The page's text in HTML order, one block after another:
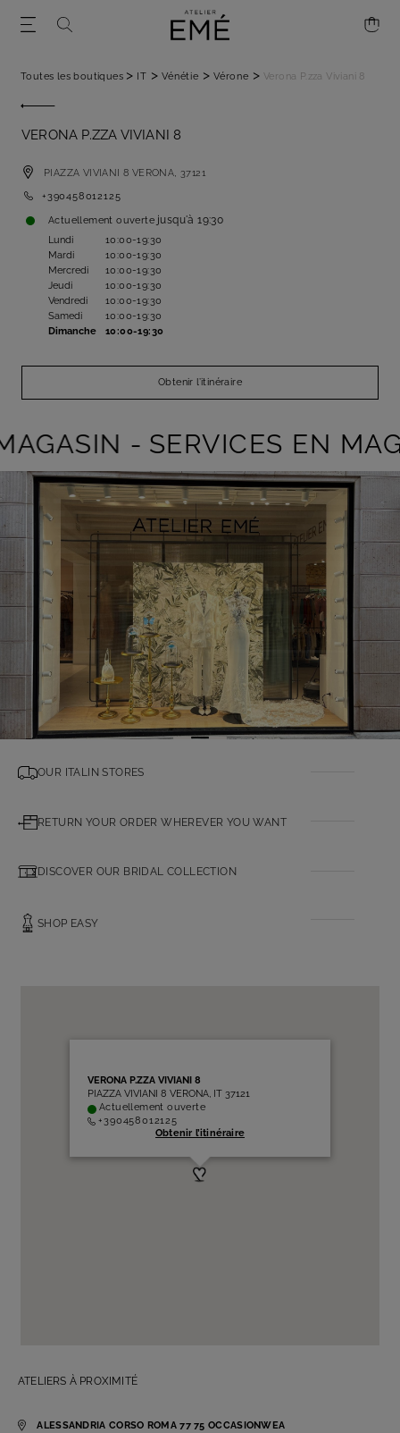
VERONA P.ZZA VIVIANI 8
PIAZZA VIVIANI 8 VERONA, IT 37121
Actuellement ouverte
+390458012125
Obtenir l’itinéraire
Toutes les boutiques > IT > Vénétie > Vérone > Verona P.zza Viviani 8
VERONA P.ZZA VIVIANI 8
PIAZZA VIVIANI 8 VERONA, 37121
+390458012125
Actuellement ouverte jusqu'à19:30
Lundi
10:00-19:30
Mardi
10:00-19:30
Mercredi
10:00-19:30
Jeudi
10:00-19:30
Vendredi
10:00-19:30
Samedi
10:00-19:30
Dimanche
10:00-19:30
Obtenir l’itinéraire
-SERVICES EN
OUR ITALIN STORES
RETURN YOUR ORDER WHEREVER YOU WANT
DISCOVER OUR BRIDAL COLLECTION
SHOP EASY
ATELIERS À PROXIMITÉ
ALESSANDRIA CORSO ROMA 77 75 OCCASIONWEA